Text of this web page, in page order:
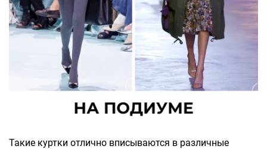
Такие куртки отлично вписываются в различные